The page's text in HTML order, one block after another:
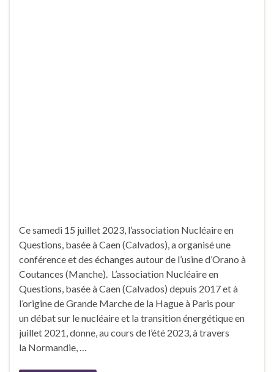
Ce samedi 15 juillet 2023, l’association Nucléaire en
Questions, basée à Caen (Calvados), a organisé une
conférence et des échanges autour de l’usine d’Orano à
Coutances (Manche). L’association Nucléaire en
Questions, basée à Caen (Calvados) depuis 2017 et à
l’origine de Grande Marche de la Hague à Paris pour
un débat sur le nucléaire et la transition énergétique en
juillet 2021, donne, au cours de l’été 2023, à travers
la Normandie, …